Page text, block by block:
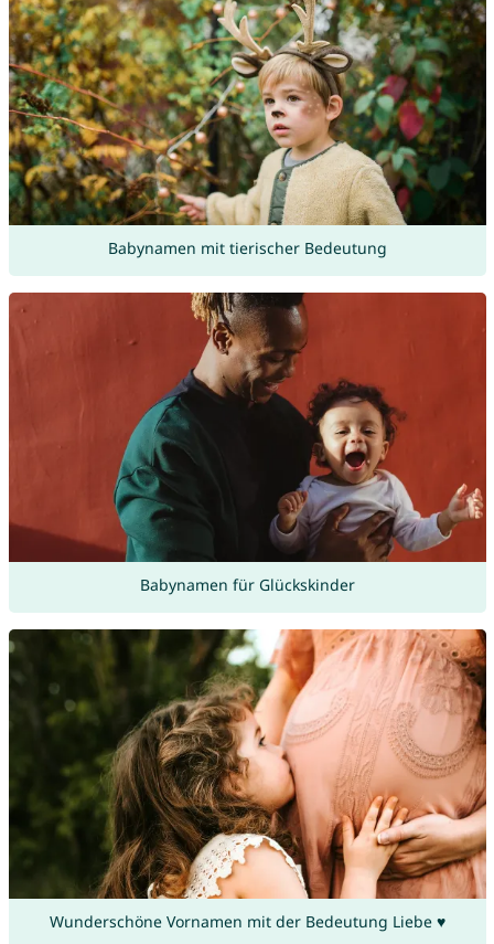
Babynamen mit tierischer Bedeutung
Babynamen für Glückskinder
Wunderschöne Vornamen mit der Bedeutung Liebe ♥